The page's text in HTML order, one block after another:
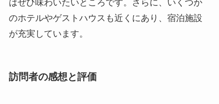
はぜひ味わいたいところです。さらに、いくつか
のホテルやゲストハウスも近くにあり、宿泊施設
が充実しています。
訪問者の感想と評価